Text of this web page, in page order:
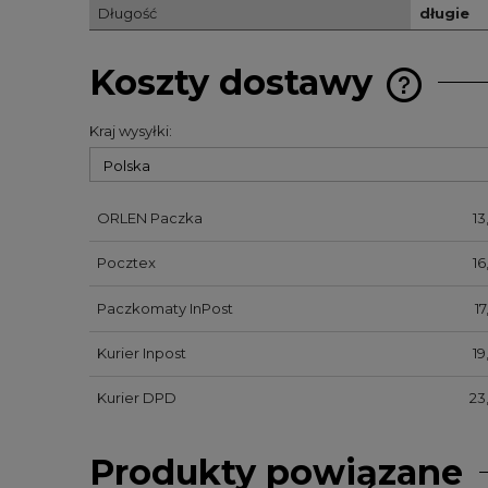
Długość
długie
Koszty dostawy
kosztów
Kraj wysyłki:
ORLEN Paczka
Pocztex
Paczkomaty InPost
Kurier Inpost
Kurier DPD
Produkty powiązane